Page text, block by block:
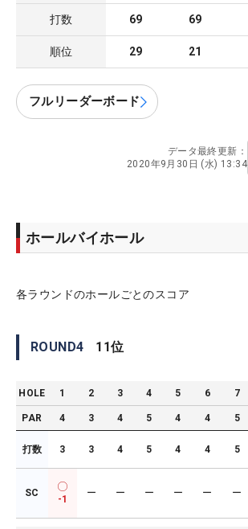
打数 69 69
順位 29 21
フルリーダーボード
データ最終更新：
2020年9月30日 (水) 13:34
ホールバイホール
各ラウンドのホールごとのスコア
ROUND4 11位
HOLE 1 2 3 4 5 6 7
PAR 4 3 4 5 4 4 5
打数 3 3 4 5 4 4 5
SC
-1
ー ー ー ー ー ー